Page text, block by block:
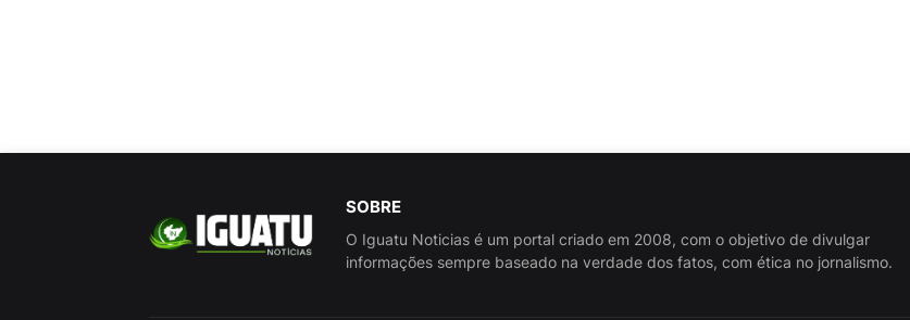
SOBRE
O Iguatu Noticias é um portal criado em 2008, com o objetivo de divulgar
informações sempre baseado na verdade dos fatos, com ética no jornalismo.